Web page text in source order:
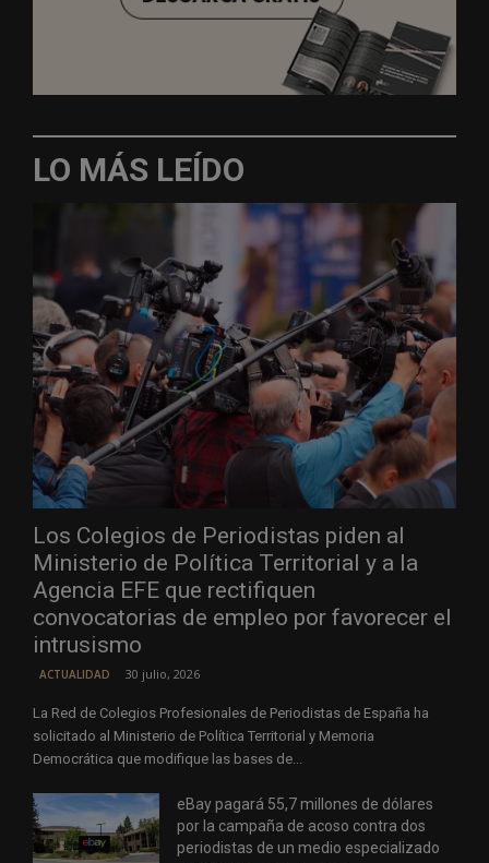
LO MÁS LEÍDO
Los Colegios de Periodistas piden al
Ministerio de Política Territorial y a la
Agencia EFE que rectifiquen
convocatorias de empleo por favorecer el
intrusismo
ACTUALIDAD 30 julio, 2026
La Red de Colegios Profesionales de Periodistas de España ha
solicitado al Ministerio de Política Territorial y Memoria
Democrática que modifique las bases de...
eBay pagará 55,7 millones de dólares
por la campaña de acoso contra dos
periodistas de un medio especializado